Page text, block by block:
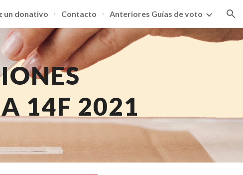
un donativo Contacto Anteriores Guías de voto
14F 2021